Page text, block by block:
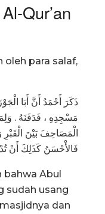
Qur’an
oleh para salaf,
ذَكَرَ أَحْمَدُ أَنَّ أَبَا
مَسْجِدِهِ ، فَدَفَنَهُ .
الْمَصَاحِفَ بَيْنَ الْقَبْرِ
فَالأَْحْسَنُ كَذَلِكَ أَنْ
bahwa Abul
sudah usang
dan